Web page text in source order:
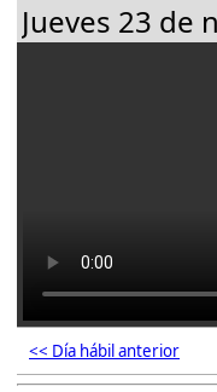
<< Día hábil anterior